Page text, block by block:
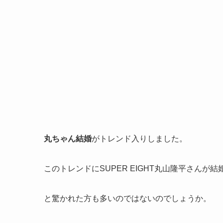
丸ちゃん結婚がトレンド入りしました。
このトレンドにSUPER EIGHT丸山隆平さんが結
と驚かれた方も多いのではないのでしょうか。